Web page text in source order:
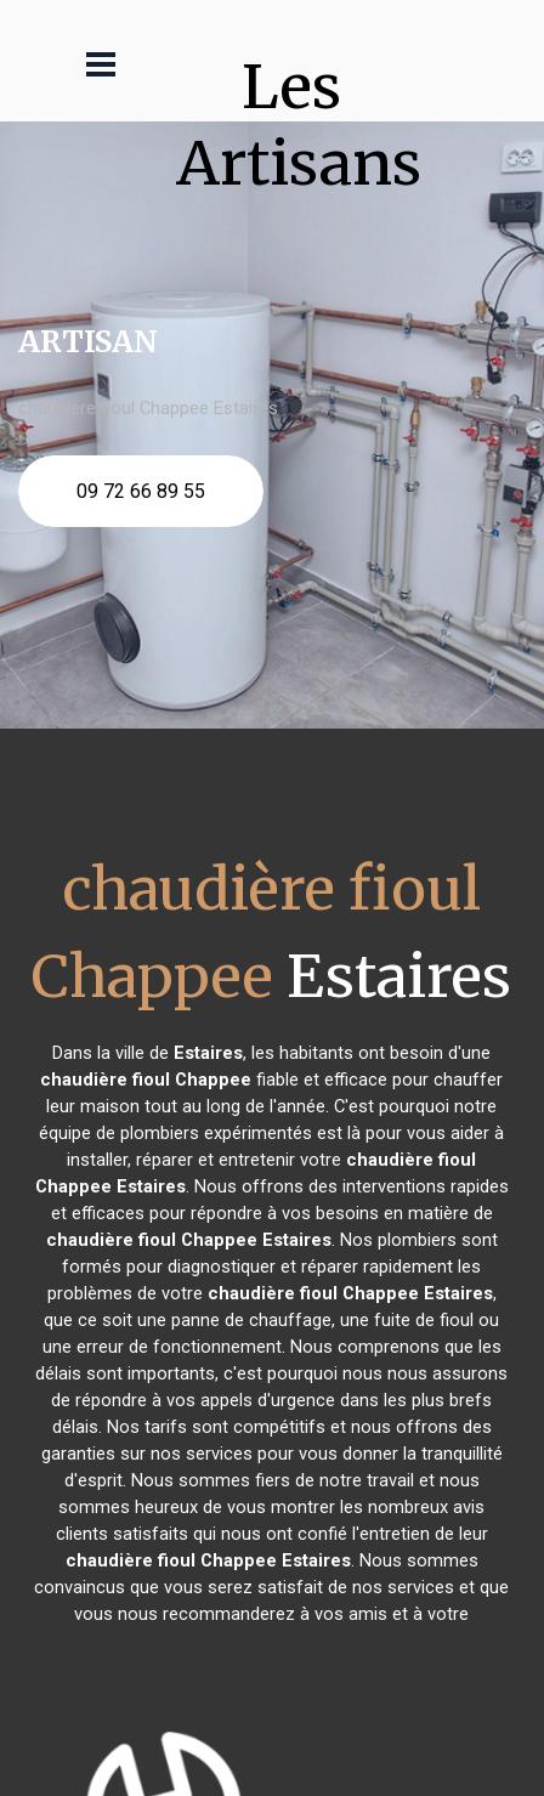
Les
Artisans
ARTISAN
chaudière fioul Chappee Estaires
09 72 66 89 55
chaudière fioul
Chappee Estaires
Dans la ville de Estaires, les habitants ont besoin d'une
chaudière fioul Chappee fiable et efficace pour chauffer
leur maison tout au long de l'année. C'est pourquoi notre
équipe de plombiers expérimentés est là pour vous aider à
installer, réparer et entretenir votre chaudière fioul
Chappee Estaires. Nous offrons des interventions rapides
et efficaces pour répondre à vos besoins en matière de
chaudière fioul Chappee Estaires. Nos plombiers sont
formés pour diagnostiquer et réparer rapidement les
problèmes de votre chaudière fioul Chappee Estaires,
que ce soit une panne de chauffage, une fuite de fioul ou
une erreur de fonctionnement. Nous comprenons que les
délais sont importants, c'est pourquoi nous nous assurons
de répondre à vos appels d'urgence dans les plus brefs
délais. Nos tarifs sont compétitifs et nous offrons des
garanties sur nos services pour vous donner la tranquillité
d'esprit. Nous sommes fiers de notre travail et nous
sommes heureux de vous montrer les nombreux avis
clients satisfaits qui nous ont confié l'entretien de leur
chaudière fioul Chappee Estaires. Nous sommes
convaincus que vous serez satisfait de nos services et que
vous nous recommanderez à vos amis et à votre